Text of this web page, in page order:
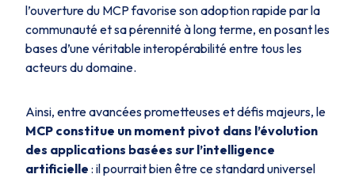
l’ouverture du MCP favorise son adoption rapide par la
communauté et sa pérennité à long terme, en posant les
bases d’une véritable interopérabilité entre tous les
acteurs du domaine.
Ainsi, entre avancées prometteuses et défis majeurs, le
MCP constitue un moment pivot dans l’évolution
des applications basées sur l’intelligence
artificielle : il pourrait bien être ce standard universel